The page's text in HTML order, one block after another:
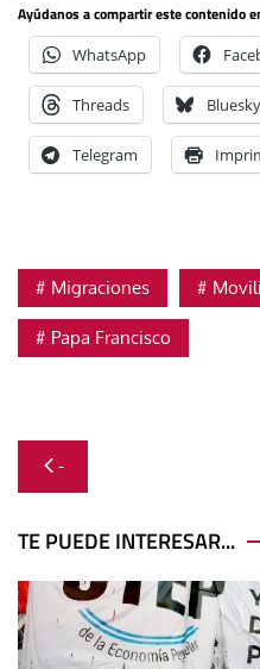
Ayúdanos a compartir este contenido
WhatsApp
Threads Bluesky
Telegram
Migraciones
Papa Francisco
Navegación
de
entradas
-
TE PUEDE INTERESAR...